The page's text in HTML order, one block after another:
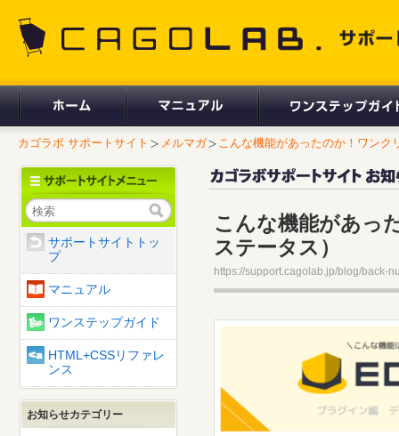
カゴラボ サポートサイト メルマガ こんな機能があったのか！ワンク
こんな機能があっ
ステータス）
https://support.cagolab.jp/blog/back-
検索
サポートサイトトッ
プ
マニュアル
ワンステップガイド
HTML+CSSリファレ
ンス
お知らせカテゴリー